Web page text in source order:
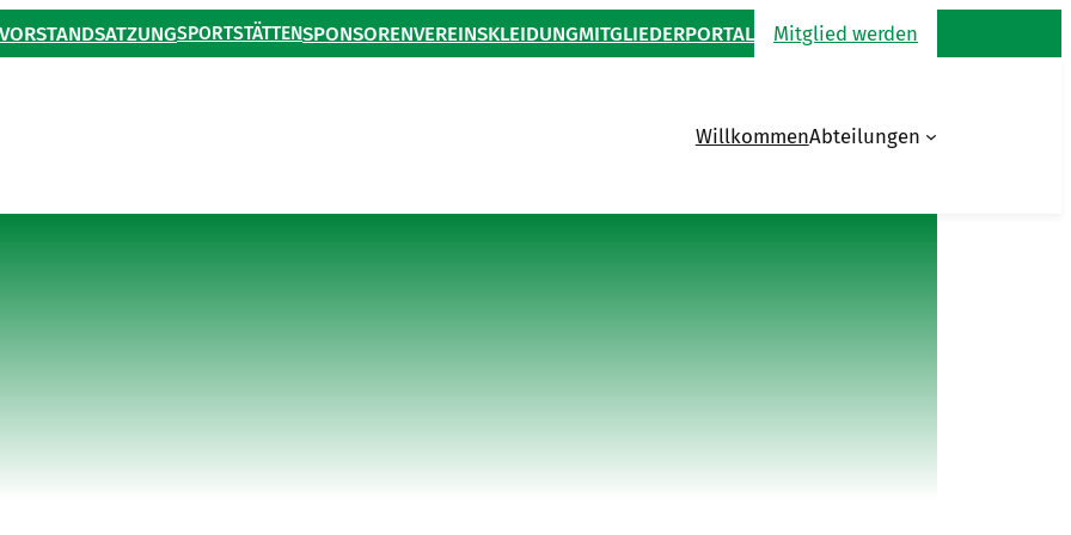
VORSTANDSATZUNGSPORTSTÄTTENSPONSORENVEREINSKLEIDUNGMITGLIEDERPORTAL Mitglied werden
WillkommenAbteilungen